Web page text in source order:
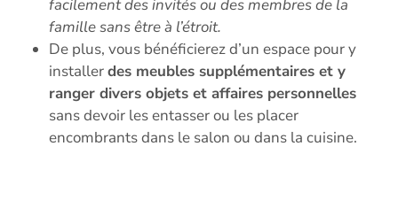
facilement des invités ou des membres de la
famille sans être à l’étroit.
De plus, vous bénéficierez d’un espace pour y
installerdes meubles supplémentaires et y
ranger divers objets et affaires personnelles
sans devoir les entasser ou les placer
encombrants dans le salon ou dans la cuisine.